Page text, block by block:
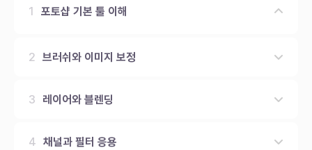
1 포토샵 기본 툴 이해
변형(트랜스폼) 툴 연습
2 브러쉬와 이미지 보정
3 레이어와 블렌딩
4 채널과 필터 응용